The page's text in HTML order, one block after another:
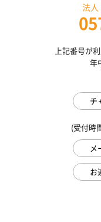
法人
上記番号が
年
チ
(受付時
メ
お